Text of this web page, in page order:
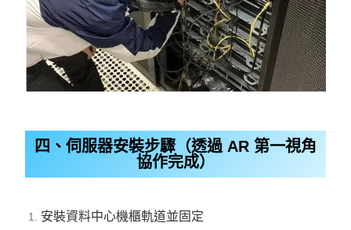
四、伺服器安裝步驟（透過 AR 第一視角
協作完成）
安裝資料中心機櫃軌道並固定